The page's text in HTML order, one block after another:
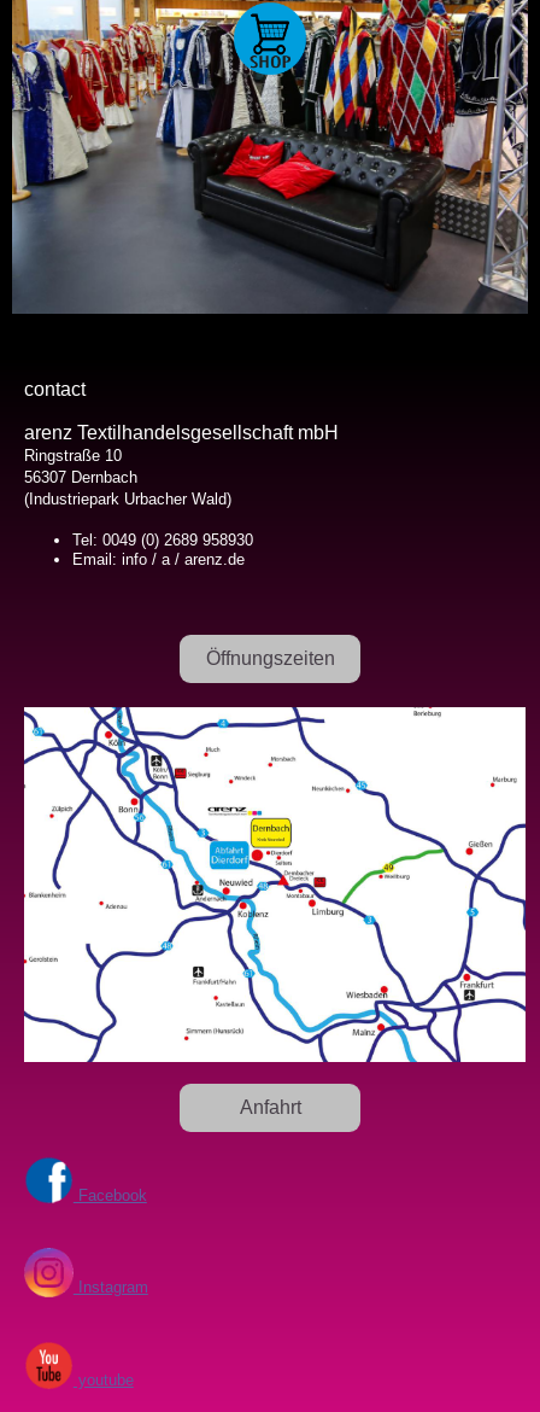
contact
arenz Textilhandelsgesellschaft mbH
Ringstraße 10
56307 Dernbach
(Industriepark Urbacher Wald)
Tel: 0049 (0) 2689 958930
Email: info / a / arenz.de
Öffnungszeiten
Anfahrt
Facebook
Instagram
youtube